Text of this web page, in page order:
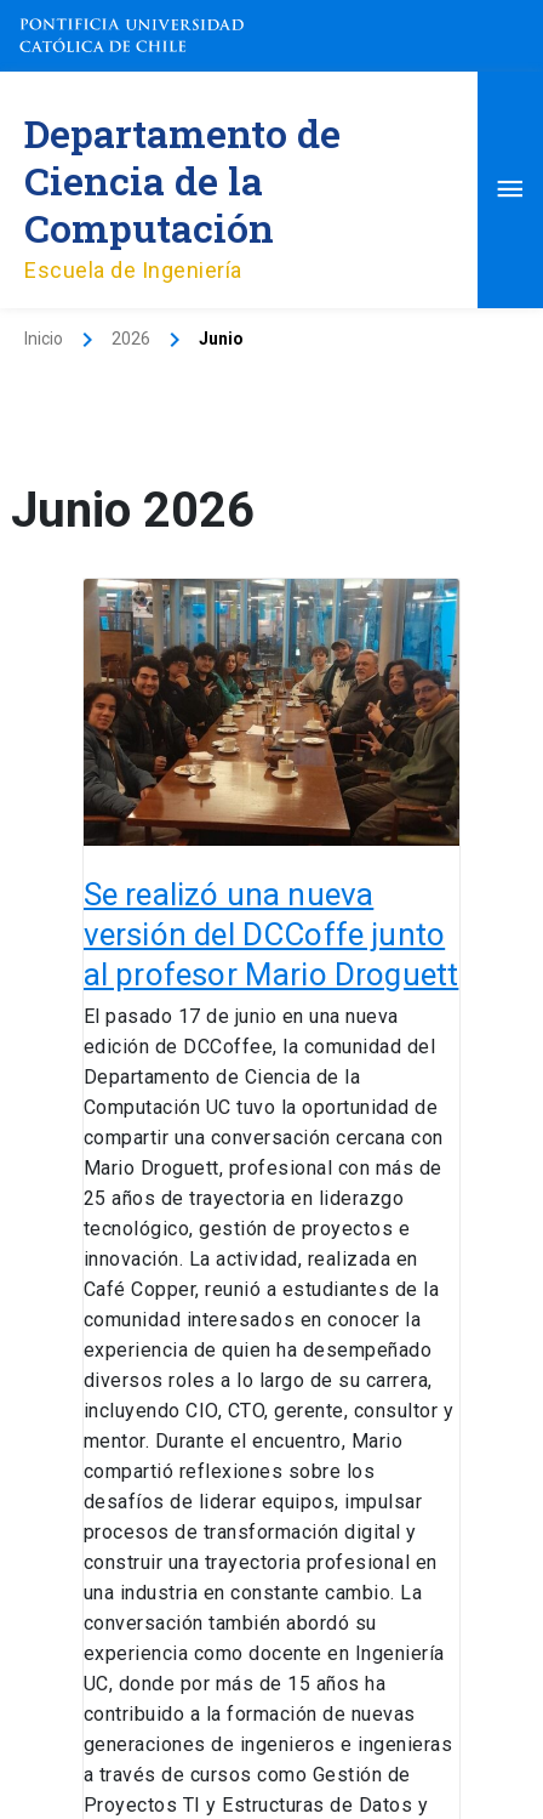
contenido
Departamento de
Ciencia de la
Computación
Escuela de Ingeniería
Inicio 2026 Junio
Junio 2026
Se realizó una nueva
versión del DCCoffe junto
al profesor Mario Droguett
El pasado 17 de junio en una nueva
edición de DCCoffee, la comunidad del
Departamento de Ciencia de la
Computación UC tuvo la oportunidad de
compartir una conversación cercana con
Mario Droguett, profesional con más de
25 años de trayectoria en liderazgo
tecnológico, gestión de proyectos e
innovación. La actividad, realizada en
Café Copper, reunió a estudiantes de la
comunidad interesados en conocer la
experiencia de quien ha desempeñado
diversos roles a lo largo de su carrera,
incluyendo CIO, CTO, gerente, consultor y
mentor. Durante el encuentro, Mario
compartió reflexiones sobre los
desafíos de liderar equipos, impulsar
procesos de transformación digital y
construir una trayectoria profesional en
una industria en constante cambio. La
conversación también abordó su
experiencia como docente en Ingeniería
UC, donde por más de 15 años ha
contribuido a la formación de nuevas
generaciones de ingenieros e ingenieras
a través de cursos como Gestión de
Proyectos TI y Estructuras de Datos y
Se
realizó
una
nueva
versión
del
DCCoffe
junto
al
Mario
Droguett